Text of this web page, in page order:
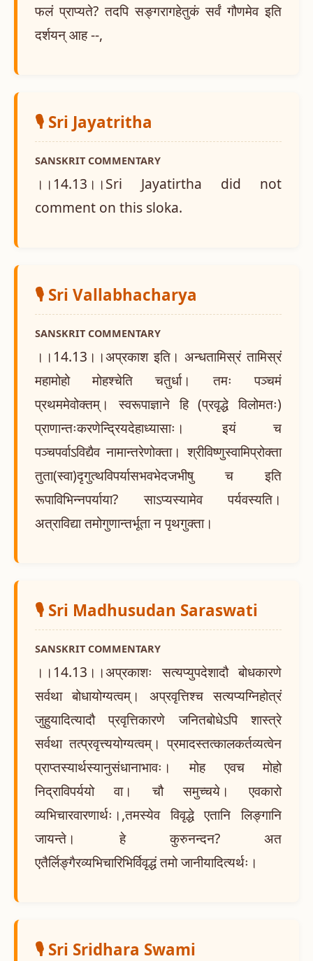
फलं प्राप्यते? तदपि सङ्गरागहेतुकं सर्वं गौणमेव इति
दर्शयन् आह --,
🎙️ Sri Jayatritha
SANSKRIT COMMENTARY
।।14.13।।Sri Jayatirtha did not
comment on this sloka.
🎙️ Sri Vallabhacharya
SANSKRIT COMMENTARY
।।14.13।।अप्रकाश इति। अन्धतामिस्रं तामिस्रं
महामोहो मोहश्चेति चतुर्धा। तमः पञ्चमं
प्रथममेवोक्तम्। स्वरूपाज्ञाने हि (प्रवृद्धे विलोमतः)
प्राणान्तःकरणेन्द्रियदेहाध्यासाः। इयं च
पञ्चपर्वाऽविद्यैव नामान्तरेणोक्ता। श्रीविष्णुस्वामिप्रोक्ता
तुता(स्वा)दृगुत्थविपर्यासभवभेदजभीषु च इति
रूपाविभिन्नपर्याया? साऽप्यस्यामेव पर्यवस्यति।
अत्राविद्या तमोगुणान्तर्भूता न पृथगुक्ता।
🎙️ Sri Madhusudan Saraswati
SANSKRIT COMMENTARY
।।14.13।।अप्रकाशः सत्यप्युपदेशादौ बोधकारणे
सर्वथा बोधायोग्यत्वम्। अप्रवृत्तिश्च सत्यप्यग्निहोत्रं
जुहुयादित्यादौ प्रवृत्तिकारणे जनितबोधेऽपि शास्त्रे
सर्वथा तत्प्रवृत्त्ययोग्यत्वम्। प्रमादस्तत्कालकर्तव्यत्वेन
प्राप्तस्यार्थस्यानुसंधानाभावः। मोह एवच मोहो
निद्राविपर्ययो वा। चौ समुच्चये। एवकारो
व्यभिचारवारणार्थः।,तमस्येव विवृद्धे एतानि लिङ्गानि
जायन्ते। हे कुरुनन्दन? अत
एतैर्लिङ्गैरव्यभिचारिभिर्विवृद्धं तमो जानीयादित्यर्थः।
🎙️ Sri Sridhara Swami